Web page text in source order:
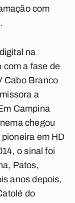
com
na
com a fase de
Cabo Branco
a
Campina
chegou
em HD
o sinal foi
Patos,
anos depois,
do